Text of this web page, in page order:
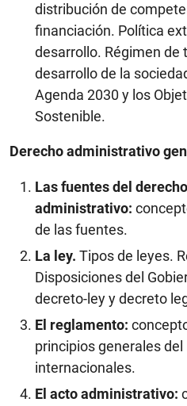
distribución de
financiación. Política
desarrollo. Régimen
desarrollo de la
Agenda 2030 y los
Sostenible.
Derecho administrativo
Las fuentes del derecho
administrativo:
de las fuentes.
La ley. Tipos de leyes.
Disposiciones del
decreto-ley y decreto
El reglamento:
principios generales
internacionales.
El acto administrativo: